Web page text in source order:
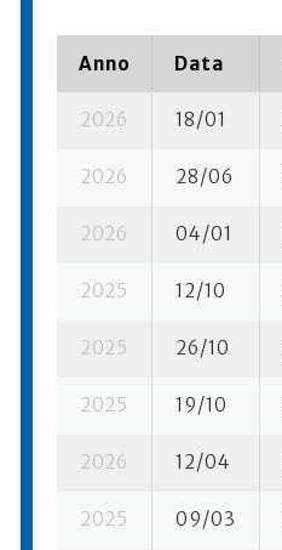
Anno Data
2026 18/01
2026 28/06
2026 04/01
2025 12/10
2025 26/10
2025 19/10
2026 12/04
2025 09/03